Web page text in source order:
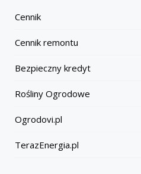
Cennik
Cennik remontu
Bezpieczny kredyt
Rośliny Ogrodowe
Ogrodovi.pl
TerazEnergia.pl